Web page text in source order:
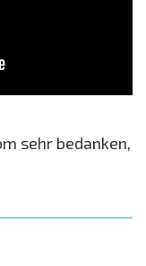
sehr bedanken,